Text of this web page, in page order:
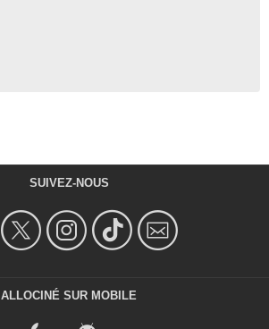
SUIVEZ-NOUS
ALLOCINÉ SUR MOBILE